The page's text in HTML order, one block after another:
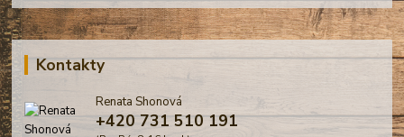
Kontakty
Renata Shonová
+420 731 510 191